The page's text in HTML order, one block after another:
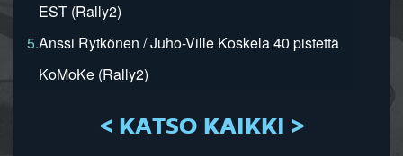
EST (Rally2)
5.Anssi Rytkönen / Juho-Ville Koskela 40 pistettä
KoMoKe (Rally2)
< KATSO KAIKKI >